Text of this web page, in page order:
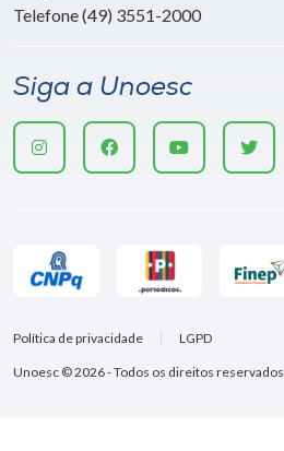
Telefone (49) 3551-2000
Siga a Unoesc
Unoesc © 2026 - Todos os direitos reservados
Política de privacidade LGPD